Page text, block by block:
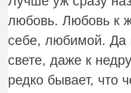
любовь. Любовь к
себе, любимой. Да
свете, даже к
редко бывает, что